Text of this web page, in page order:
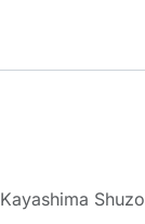
Kayashima Shuzo